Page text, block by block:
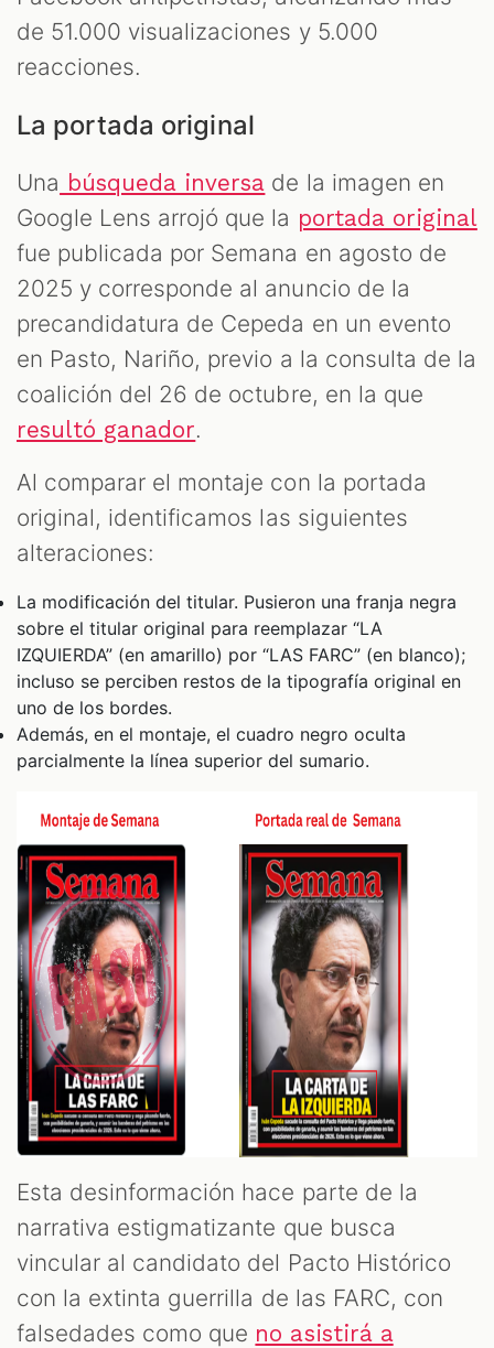
de 51.000 visualizaciones y 5.000
reacciones.
La portada original
Una búsqueda inversa de la imagen en
Google Lens arrojó que la portada original
fue publicada por Semana en agosto de
2025 y corresponde al anuncio de la
precandidatura de Cepeda en un evento
en Pasto, Nariño, previo a la consulta de la
coalición del 26 de octubre, en la que
resultó ganador.
Al comparar el montaje con la portada
original, identificamos las siguientes
alteraciones:
La modificación del titular. Pusieron una franja negra
sobre el titular original para reemplazar “LA
IZQUIERDA” (en amarillo) por “LAS FARC” (en blanco);
incluso se perciben restos de la tipografía original en
uno de los bordes.
Además, en el montaje, el cuadro negro oculta
parcialmente la línea superior del sumario.
Esta desinformación hace parte de la
narrativa estigmatizante que busca
vincular al candidato del Pacto Histórico
con la extinta guerrilla de las FARC, con
falsedades como que no asistirá a